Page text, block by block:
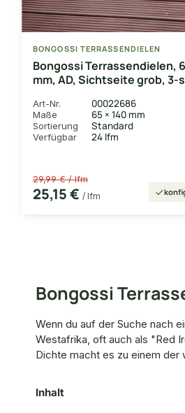
BONGOSSI TERRASSENDIELEN
Bongossi Terrassendielen,
mm, AD, Sichtseite grob, 3-
Art-Nr. 00022686
Maße 65 × 140 mm
Sortierung Standard
Verfügbar 24 lfm
29,99 € / lfm
25,15 € / lfm
Bongossi
Wenn du auf der Suche nach
Westafrika, oft auch als "Red
Dichte macht es zu einem der
Inhalt